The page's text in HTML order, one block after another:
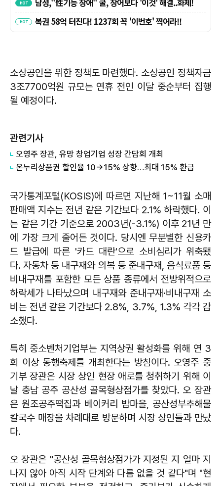
소상공인을 위한 정책도 마련했다. 소상공인 정책자금
3조7700억원 규모는 연휴 전인 이달 중순부터 집행
될 예정이다.
관련기사
오영주 장관, 유망 창업기업 성장 간담회 개최
온누리상품권 할인율 10→15% 상향…최대 15% 환급
국가통계포털(KOSIS)에 따르면 지난해 1~11월 소매
판매액 지수는 전년 같은 기간보다 2.1% 하락했다. 이
는 같은 기간 기준으로 2003년(-3.1%) 이후 21년 만
에 가장 크게 줄어든 것이다. 당시엔 무분별한 신용카
드 발급에 따른 '카드 대란'으로 소비심리가 위축됐
다. 자동차 등 내구재와 의복 등 준내구재, 음식료품 등
비내구재를 포함한 모든 상품 종류에서 전방위적으로
하락세가 나타났으며 내구재와 준내구재·비내구재 소
비는 전년 같은 기간보다 2.8%, 3.7%, 1.3% 각각 감
소했다.
특히 중소벤처기업부는 지역상권 활성화를 위해 연 3
회 이상 동행축제를 개최한다는 방침이다. 오영주 중
기부 장관은 시장 상인 현장 애로를 청취하기 위해 이
날 충남 공주 공산성 골목형상점가를 찾았다. 오 장관
은 원조공주떡집과 베이커리 밤마을, 공산성부추해물
칼국수 매장을 차례대로 방문하며 시장 상인들과 만났
다.
오 장관은 "공산성 골목형상점가가 지정된 지 얼마 지
나지 않아 아직 시작 단계와 다름 없을 것 같다"며 "현